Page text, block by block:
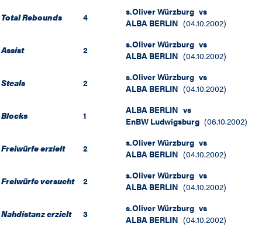
Total Rebounds 4 s.Oliver Würzburg vs
ALBA BERLIN (04.10.2002)
Assist 2 s.Oliver Würzburg vs
ALBA BERLIN (04.10.2002)
Steals 2 s.Oliver Würzburg vs
ALBA BERLIN (04.10.2002)
Blocks 1 ALBA BERLIN vs
EnBW Ludwigsburg (06.10.2002)
Freiwürfe erzielt 2 s.Oliver Würzburg vs
ALBA BERLIN (04.10.2002)
Freiwürfe versucht 2 s.Oliver Würzburg vs
ALBA BERLIN (04.10.2002)
Nahdistanz erzielt 3 s.Oliver Würzburg vs
ALBA BERLIN (04.10.2002)